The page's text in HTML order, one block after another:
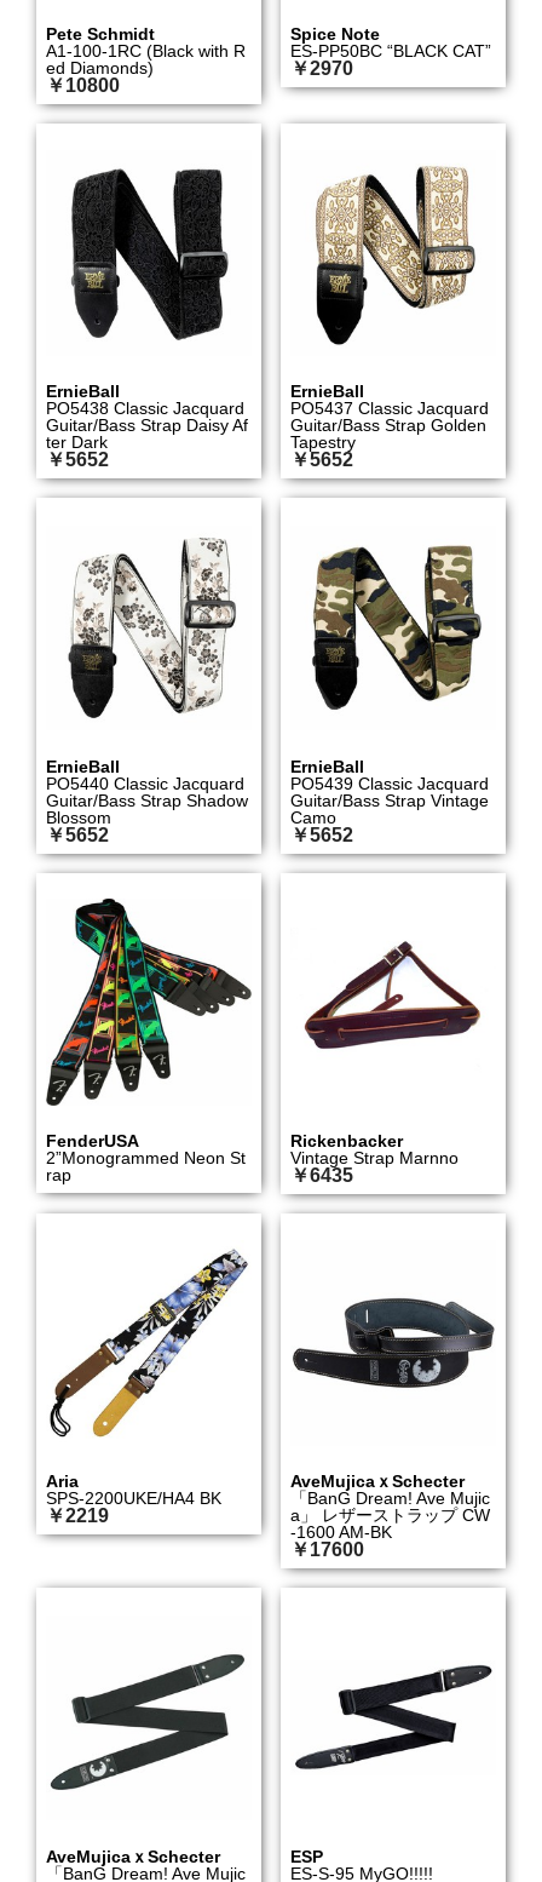
Pete Schmidt
A1-100-1RC (Black with R
ed Diamonds)
￥10800
Spice Note
ES-PP50BC “BLACK CAT”
￥2970
ErnieBall
PO5438 Classic Jacquard
Guitar/Bass Strap Daisy Af
ter Dark
￥5652
ErnieBall
PO5437 Classic Jacquard
Guitar/Bass Strap Golden
Tapestry
￥5652
ErnieBall
PO5440 Classic Jacquard
Guitar/Bass Strap Shadow
Blossom
￥5652
ErnieBall
PO5439 Classic Jacquard
Guitar/Bass Strap Vintage
Camo
￥5652
FenderUSA
2”Monogrammed Neon St
rap
Rickenbacker
Vintage Strap Marnno
￥6435
Aria
SPS-2200UKE/HA4 BK
￥2219
AveMujicaｘSchecter
「BanG Dream! Ave Mujic
a」 レザーストラップ CW
-1600 AM-BK
￥17600
AveMujicaｘSchecter
「BanG Dream! Ave Mujic
ESP
ES-S-95 MyGO!!!!!